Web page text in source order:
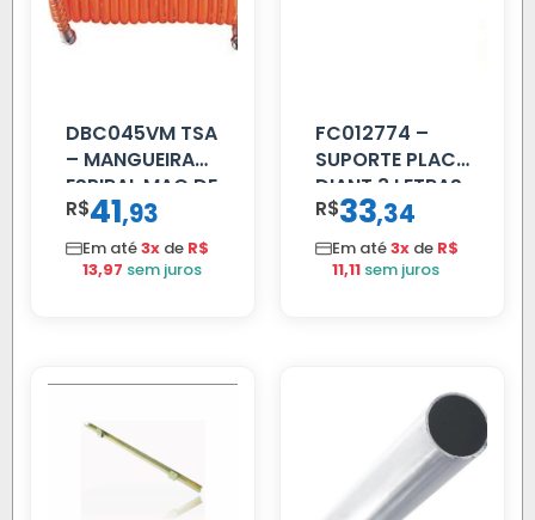
DBC045VM TSA
– MANGUEIRA
ESPIRAL MAO DE
AMIGO UNIV 16
MM 4.5MTS
VERMELHA
R$41,93
Em até3x de R$
13,97 sem juros
FC012774 –
SUPORTE PLACA
DIANT 3 LETRAS
REFORCADO
R$33,34
Em até3x de R$
11,11 sem juros